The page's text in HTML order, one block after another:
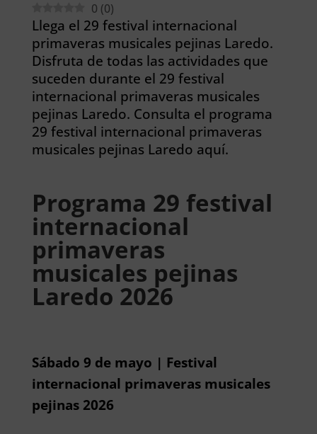
0 (0)
Llega el 29 festival internacional
primaveras musicales pejinas Laredo.
Disfruta de todas las actividades que
suceden durante el 29 festival
internacional primaveras musicales
pejinas Laredo. Consulta el programa
29 festival internacional primaveras
musicales pejinas Laredo aquí.
Programa 29 festival
internacional
primaveras
musicales pejinas
Laredo 2026
Sábado 9 de mayo | Festival
internacional primaveras musicales
pejinas 2026